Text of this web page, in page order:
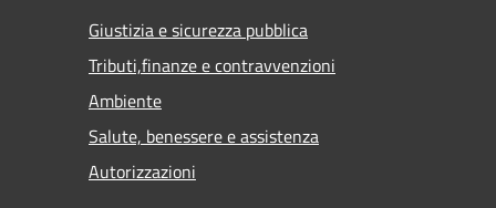
Giustizia e sicurezza pubblica
Tributi,finanze e contravvenzioni
Ambiente
Salute, benessere e assistenza
Autorizzazioni